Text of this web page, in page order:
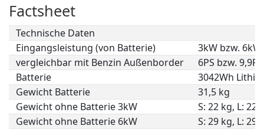
Factsheet
Technische Daten
Eingangsleistung (von Batterie)
3kW bzw. 6kW
vergleichbar mit Benzin Außenborder
6PS bzw. 9,9PS
Batterie
3042Wh
Gewicht Batterie
31,5 kg
Gewicht ohne Batterie 3kW
S: 22 kg, L:
Gewicht ohne Batterie 6kW
S: 29 kg, L: